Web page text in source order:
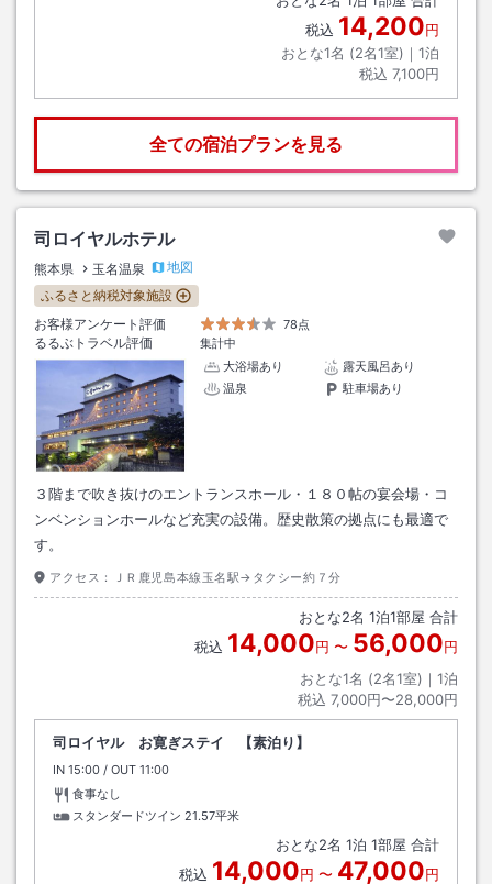
税込 14,200円
おとな1名 (2名1室)｜ 1泊
税込 7,100円
全ての宿泊プランを見る
司ロイヤルホテル
熊本県 玉名温泉
地図
ふるさと納税対象施設
お客様アンケート評価
78点
るるぶトラベル評価
集計中
大浴場あり
露天風呂あり
温泉
駐車場あり
３階まで吹き抜けのエントランスホール・１８０帖の宴会場・コ
ンベンションホールなど充実の設備。歴史散策の拠点にも最適で
す。
アクセス： ＪＲ鹿児島本線玉名駅→タクシー約７分
おとな2名 1泊1部屋 合計
税込 14,000円 〜 56,000円
おとな1名 (2名1室)｜ 1泊
税込 7,000円〜28,000円
司ロイヤル お寛ぎステイ 【素泊り】
IN チェックイン
15:00 / OUT チェックアウト
11:00
食事なし
スタンダードツイン 21.57平米
おとな2名 1泊 1部屋 合計
税込 14,000円 〜 47,000円